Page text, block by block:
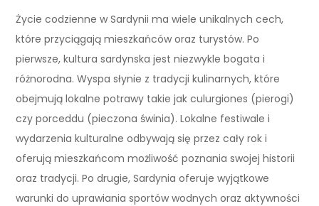
Życie codzienne w Sardynii ma wiele unikalnych cech,
które przyciągają mieszkańców oraz turystów. Po
pierwsze, kultura sardynska jest niezwykle bogata i
różnorodna. Wyspa słynie z tradycji kulinarnych, które
obejmują lokalne potrawy takie jak culurgiones (pierogi)
czy porceddu (pieczona świnia). Lokalne festiwale i
wydarzenia kulturalne odbywają się przez cały rok i
oferują mieszkańcom możliwość poznania swojej historii
oraz tradycji. Po drugie, Sardynia oferuje wyjątkowe
warunki do uprawiania sportów wodnych oraz aktywności